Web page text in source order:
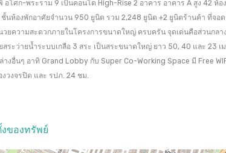
อโศก-พระราม 9 เป็นคอนโด High-Rise 2 อาคาร อาคาร A สูง 42 ห้
นห้องพักอาศัยจำนวน 950 ยูนิต รวม 2,248 ยูนิต +2 ยูนิตร้านค้า ที่จอ
วยความสะดวกภายในโครงการขนาดใหญ่ ครบครัน จุดเด่นคือส่วนกล
สระว่ายน้ำระบบเกลือ 3 สระ เป็นสระขนาดใหญ่ ยาว 50, 40 และ 23
างอื่นๆ อาทิ Grand Lobby กับ Super Co-Working Space มี Free
งวงจรปิด และ รปภ. 24 ชม.
ของทรัพย์